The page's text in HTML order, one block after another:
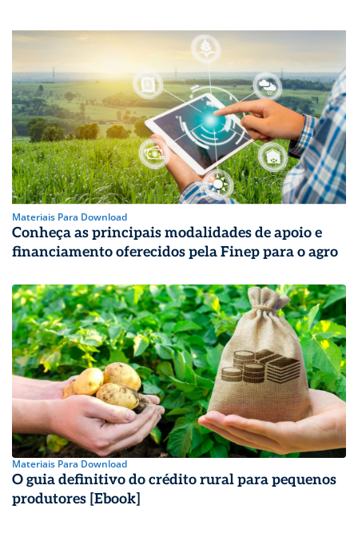
Materiais Para Download
Conheça as principais modalidades de apoio e
financiamento oferecidos pela Finep para o agro
Materiais Para Download
O guia definitivo do crédito rural para pequenos
produtores [Ebook]